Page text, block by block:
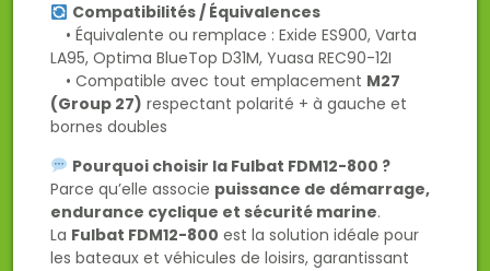
Compatibilités / Équivalences
• Équivalente ou remplace : Exide ES900, Varta
LA95, Optima BlueTop D31M, Yuasa REC90-12I
• Compatible avec tout emplacement M27
(Group 27) respectant polarité + à gauche et
bornes doubles
Pourquoi choisir la Fulbat FDM12-800 ?
Parce qu’elle associe puissance de démarrage,
endurance cyclique et sécurité marine.
La Fulbat FDM12-800 est la solution idéale pour
les bateaux et véhicules de loisirs, garantissant